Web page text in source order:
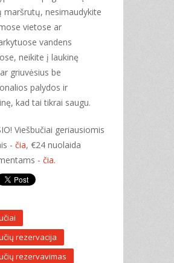
maršrutų, nesimaudykite
vietose ar
vandens
neikite į laukinę
griuvėsius be
palydos ir
kad tai tikrai saugu.
Viešbučiai geriausiomis
- čia, €24 nuolaida
- čia.
rezervacija
rezervavimas